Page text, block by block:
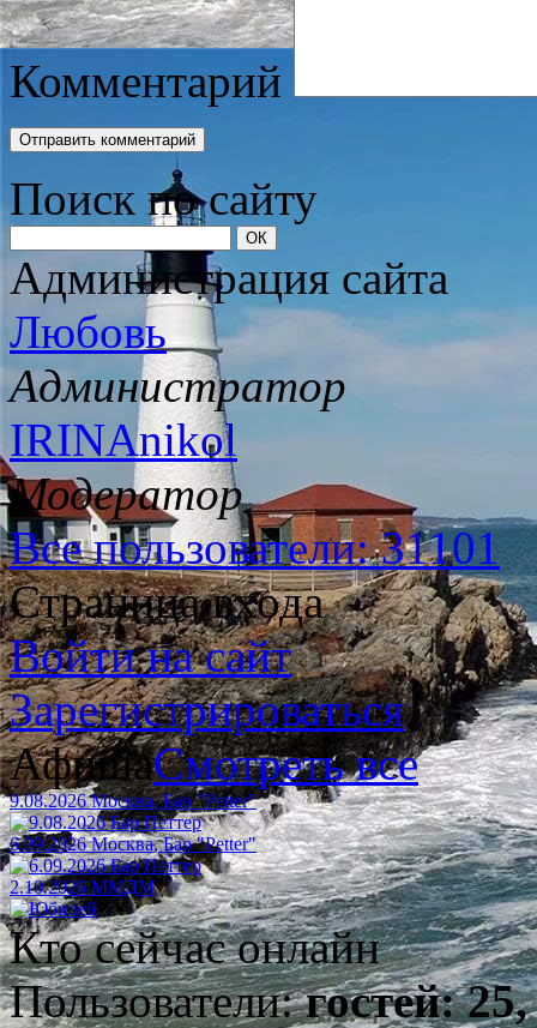
Комментарий
Поиск по сайту
Администрация сайта
Любовь
Администратор
IRINAnikol
Модератор
Все пользователи: 31101
Страница входа
Войти на сайт
Зарегистрироваться
АфишаСмотреть все
9.08.2026 Москва, Бар "Petter"
6.09.2026 Москва, Бар "Petter"
2.10.2026 ММДМ
Кто сейчас онлайн
Пользователи:гостей: